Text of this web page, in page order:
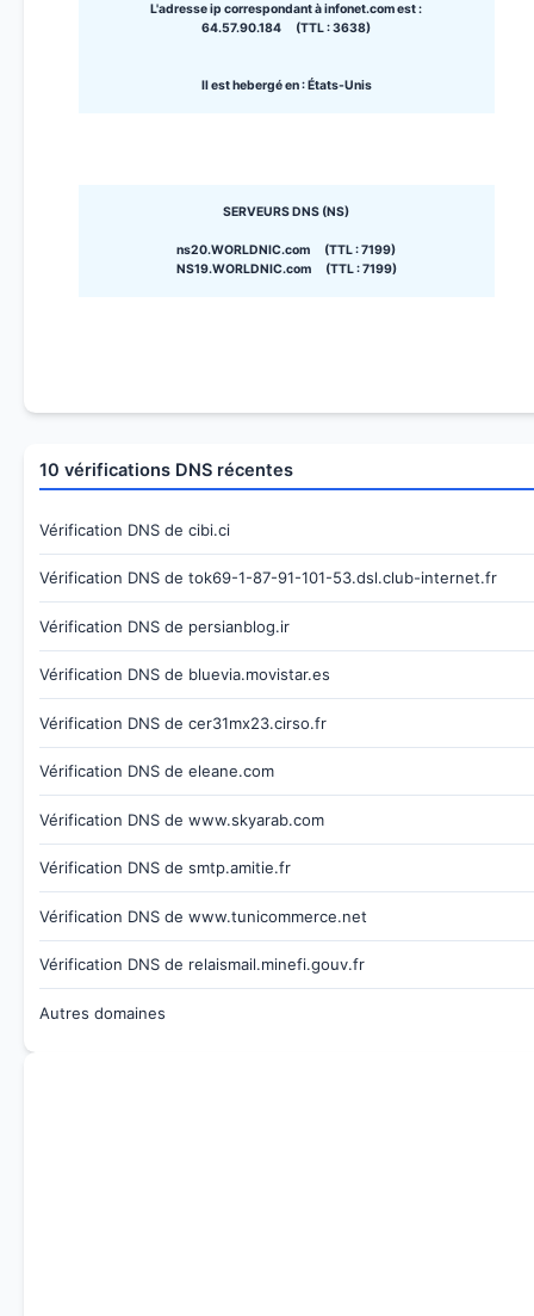
L'adresse ip correspondant à infonet.com est :
64.57.90.184 (TTL : 3638)
Il est hebergé en : États-Unis
SERVEURS DNS (NS)
ns20.WORLDNIC.com (TTL : 7199)
NS19.WORLDNIC.com (TTL : 7199)
10 vérifications DNS récentes
Vérification DNS de cibi.ci
Vérification DNS de tok69-1-87-91-101-53.dsl.club-internet.fr
Vérification DNS de persianblog.ir
Vérification DNS de bluevia.movistar.es
Vérification DNS de cer31mx23.cirso.fr
Vérification DNS de eleane.com
Vérification DNS de www.skyarab.com
Vérification DNS de smtp.amitie.fr
Vérification DNS de www.tunicommerce.net
Vérification DNS de relaismail.minefi.gouv.fr
Autres domaines